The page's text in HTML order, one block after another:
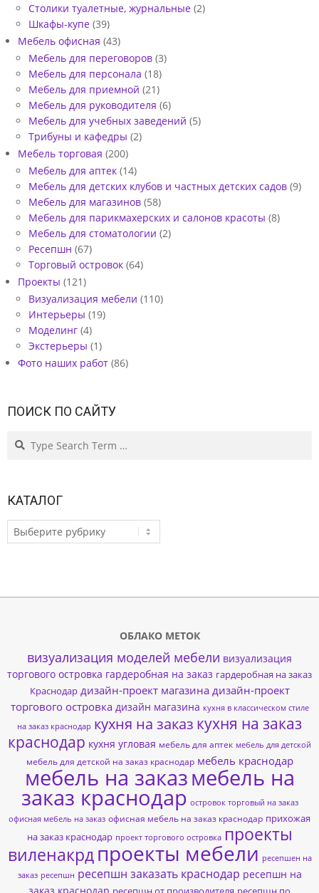
0
Столики туалетные, журнальные (2)
Шкафы-купе (39)
Мебель офисная (43)
Мебель для переговоров (3)
Мебель для персонала (18)
Мебель для приемной (21)
Мебель для руководителя (6)
Мебель для учебных заведений (5)
Трибуны и кафедры (2)
Мебель торговая (200)
Мебель для аптек (14)
Мебель для детских клубов и частных детских садов (9)
Мебель для магазинов (58)
Мебель для парикмахерских и салонов красоты (8)
Мебель для стоматологии (2)
Ресепшн (67)
Торговый островок (64)
Проекты (121)
Визуализация мебели (110)
Интерьеры (19)
Моделинг (4)
Экстерьеры (1)
Фото наших работ (86)
ПОИСК ПО САЙТУ
Search
КАТАЛОГ
КАТАЛОГ
ОБЛАКО МЕТОК
визуализация моделей мебели визуализация
торгового островка гардеробная на заказ гардеробная на заказ
Краснодар дизайн-проект магазина дизайн-проект
торгового островка дизайн магазина кухня в классическом стиле
на заказ краснодар кухня на заказ кухня на заказ
краснодар кухня угловая мебель для аптек мебель для детской
мебель для детской на заказ краснодар мебель краснодар
мебель на заказмебель на
заказ краснодар островок торговый на заказ
офисная мебель на заказ офисная мебель на заказ краснодар прихожая
на заказ краснодар проект торгового островка проекты
виленакрд проекты мебели ресепшен на
заказ ресепшн ресепшн заказать краснодар ресепшн на